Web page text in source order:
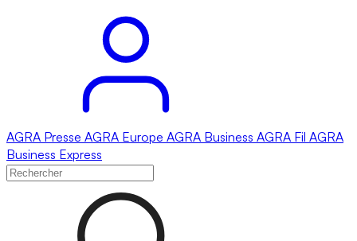
AGRA Presse AGRA Europe AGRA Business AGRA Fil AGRA
Business Express